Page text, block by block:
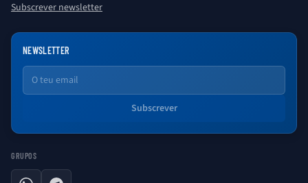
Subscrever newsletter
NEWSLETTER
Email
Subscrever
GRUPOS